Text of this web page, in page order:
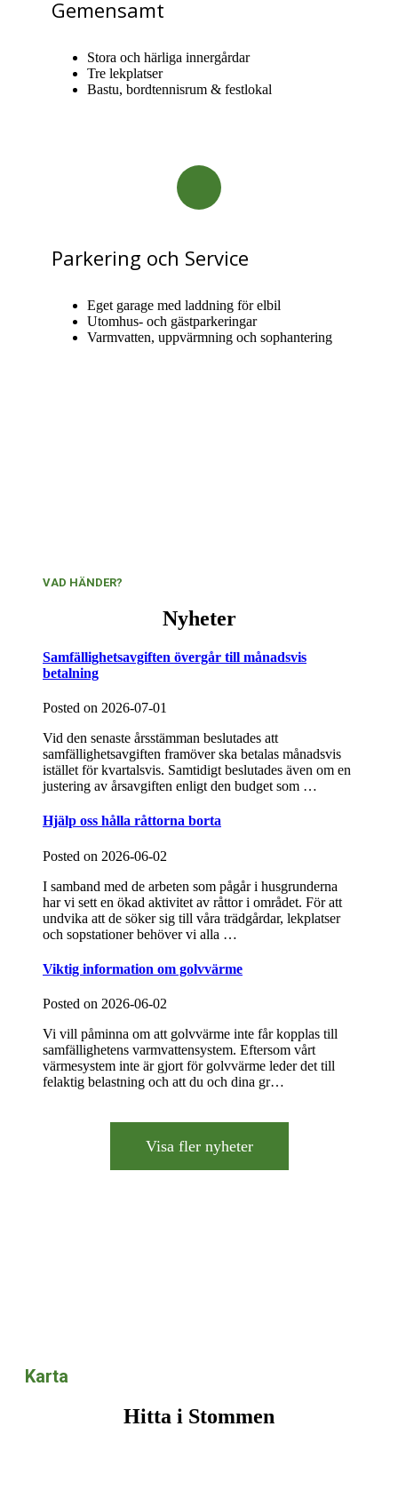
Gemensamt
Stora och härliga innergårdar
Tre lekplatser
Bastu, bordtennisrum & festlokal
Parkering och Service
Eget garage med laddning för elbil
Utomhus- och gästparkeringar
Varmvatten, uppvärmning och sophantering
VAD HÄNDER?
Nyheter
Samfällighetsavgiften övergår till månadsvis
betalning
Posted on 2026-07-01
Vid den senaste årsstämman beslutades att
samfällighetsavgiften framöver ska betalas månadsvis
istället för kvartalsvis. Samtidigt beslutades även om en
justering av årsavgiften enligt den budget som …
Hjälp oss hålla råttorna borta
Posted on 2026-06-02
I samband med de arbeten som pågår i husgrunderna
har vi sett en ökad aktivitet av råttor i området. För att
undvika att de söker sig till våra trädgårdar, lekplatser
och sopstationer behöver vi alla …
Viktig information om golvvärme
Posted on 2026-06-02
Vi vill påminna om att golvvärme inte får kopplas till
samfällighetens varmvattensystem. Eftersom vårt
värmesystem inte är gjort för golvvärme leder det till
felaktig belastning och att du och dina gr…
Visa fler nyheter
Karta
Hitta i Stommen